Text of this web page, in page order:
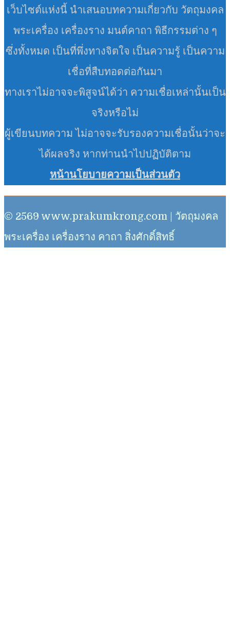
เว็บไซต์แห่งนี้ นำเสนอบทความเกี่ยวกับ วัตถุมงคล
พระเครื่อง เครื่องราง มนต์คาถา พิธีกรรมต่าง ๆ
ซึ่งทั้งหมด เป็นที่พึ่งทางจิตใจ เป็นความรู้ เป็นความ
เชื่อที่สืบทอดต่อกันมา
ทางเราไม่อาจจะพิสูจน์ได้ว่า ความเชื่อเหล่านั้นเป็น
จริงหรือไม่
ผู้เขียนบทความ ไม่อาจจะรับรองความเชื่อนั้นว่าจะ
ได้ผลจริง หากท่านนำไปปฏิบัติตาม
หน้านโยบายความเป็นส่วนตัว
© 2569 www.prakumkrong.com | วัตถุมงคล
พระเครื่อง เครื่องราง คาถา สิ่งศักดิ์สิทธิ์